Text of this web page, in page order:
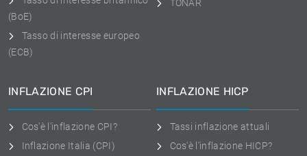
(BoE)
Tasso di interesse europeo
(ECB)
TONAR
INFLAZIONE CPI
Cos'è l'inflazione CPI?
Inflazione Italia (CPI)
INFLAZIONE HICP
Tassi inflazione attuali
Cos'è l'inflazione HICP?